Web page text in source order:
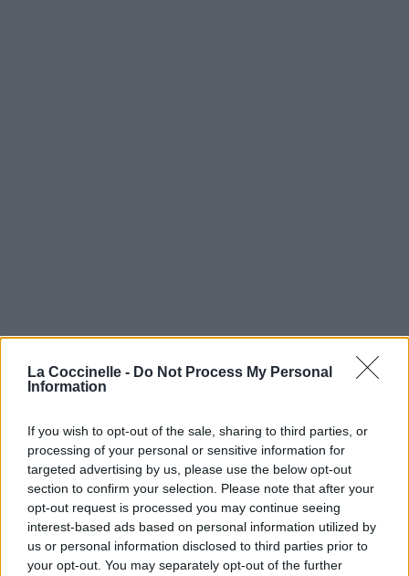
La Coccinelle - Do Not Process My Personal
Information
If you wish to opt-out of the sale, sharing to third parties, or
processing of your personal or sensitive information for
targeted advertising by us, please use the below opt-out
section to confirm your selection. Please note that after your
opt-out request is processed you may continue seeing
interest-based ads based on personal information utilized by
us or personal information disclosed to third parties prior to
your opt-out. You may separately opt-out of the further